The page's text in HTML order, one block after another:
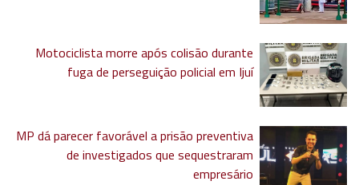
Motociclista morre após colisão durante
fuga de perseguição policial em Ijuí
MP dá parecer favorável a prisão preventiva
de investigados que sequestraram
empresário